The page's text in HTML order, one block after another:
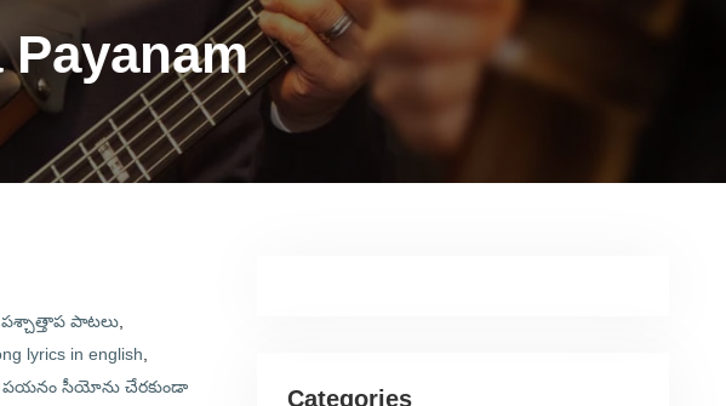
Payanam
పశ్చాత్తాప పాటలు
lyrics in english
పయనం సీయోను చేరకుండా
Categories